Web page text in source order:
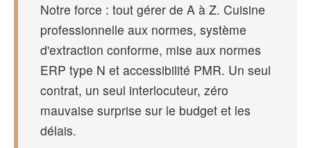
Notre force : tout gérer de A à Z. Cuisine
professionnelle aux normes, système
d'extraction conforme, mise aux normes
ERP type N et accessibilité PMR. Un seul
contrat, un seul interlocuteur, zéro
mauvaise surprise sur le budget et les
délais.